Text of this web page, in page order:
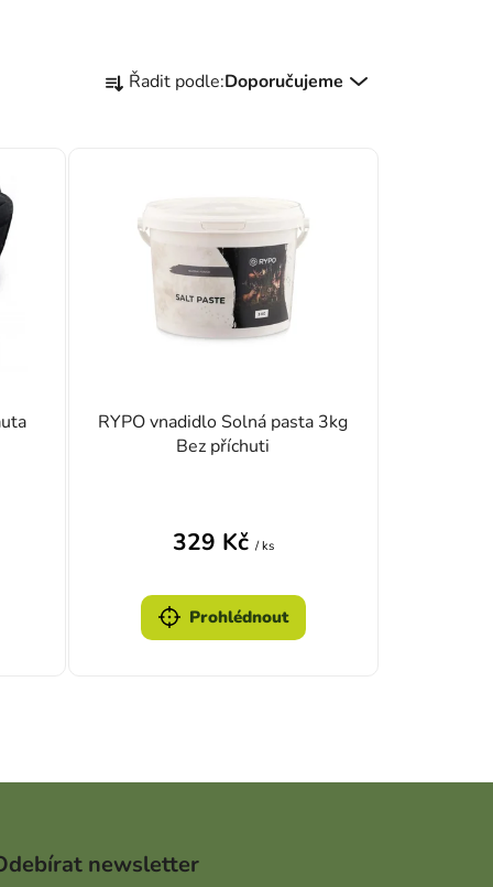
Řazení produktů
Řadit podle:Doporučujeme
RYPO vnadidlo Solná pasta 3kg
Bez příchuti
329 Kč / ks
Prohlédnout
newsletter